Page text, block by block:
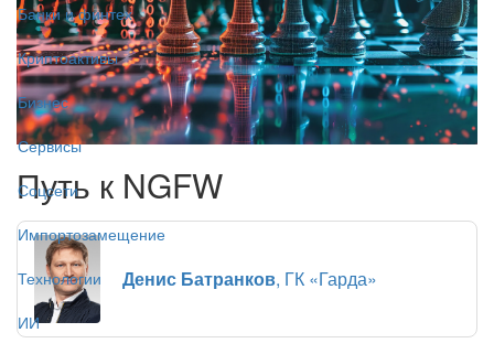
Банки и финтех
Криптоактивы
Бизнес
Сервисы
Соцсети
Импортозамещение
Технологии
ИИ
Путь к NGFW
Денис Батранков, ГК «Гарда»